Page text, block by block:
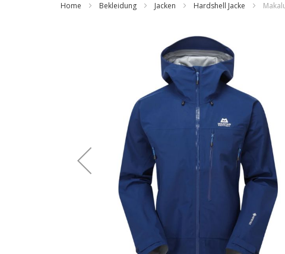
Home Bekleidung Jacken Hardshell Jacke